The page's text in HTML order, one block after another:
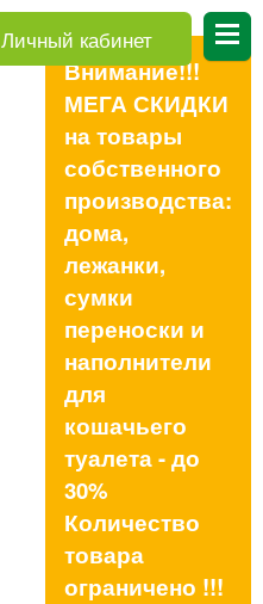
Личный кабинет
Внимание!!!
МЕГА СКИДКИ
на товары
собственного
производства:
дома,
лежанки,
сумки
переноски и
наполнители
для
кошачьего
туалета - до
30%
Количество
товара
ограничено !!!